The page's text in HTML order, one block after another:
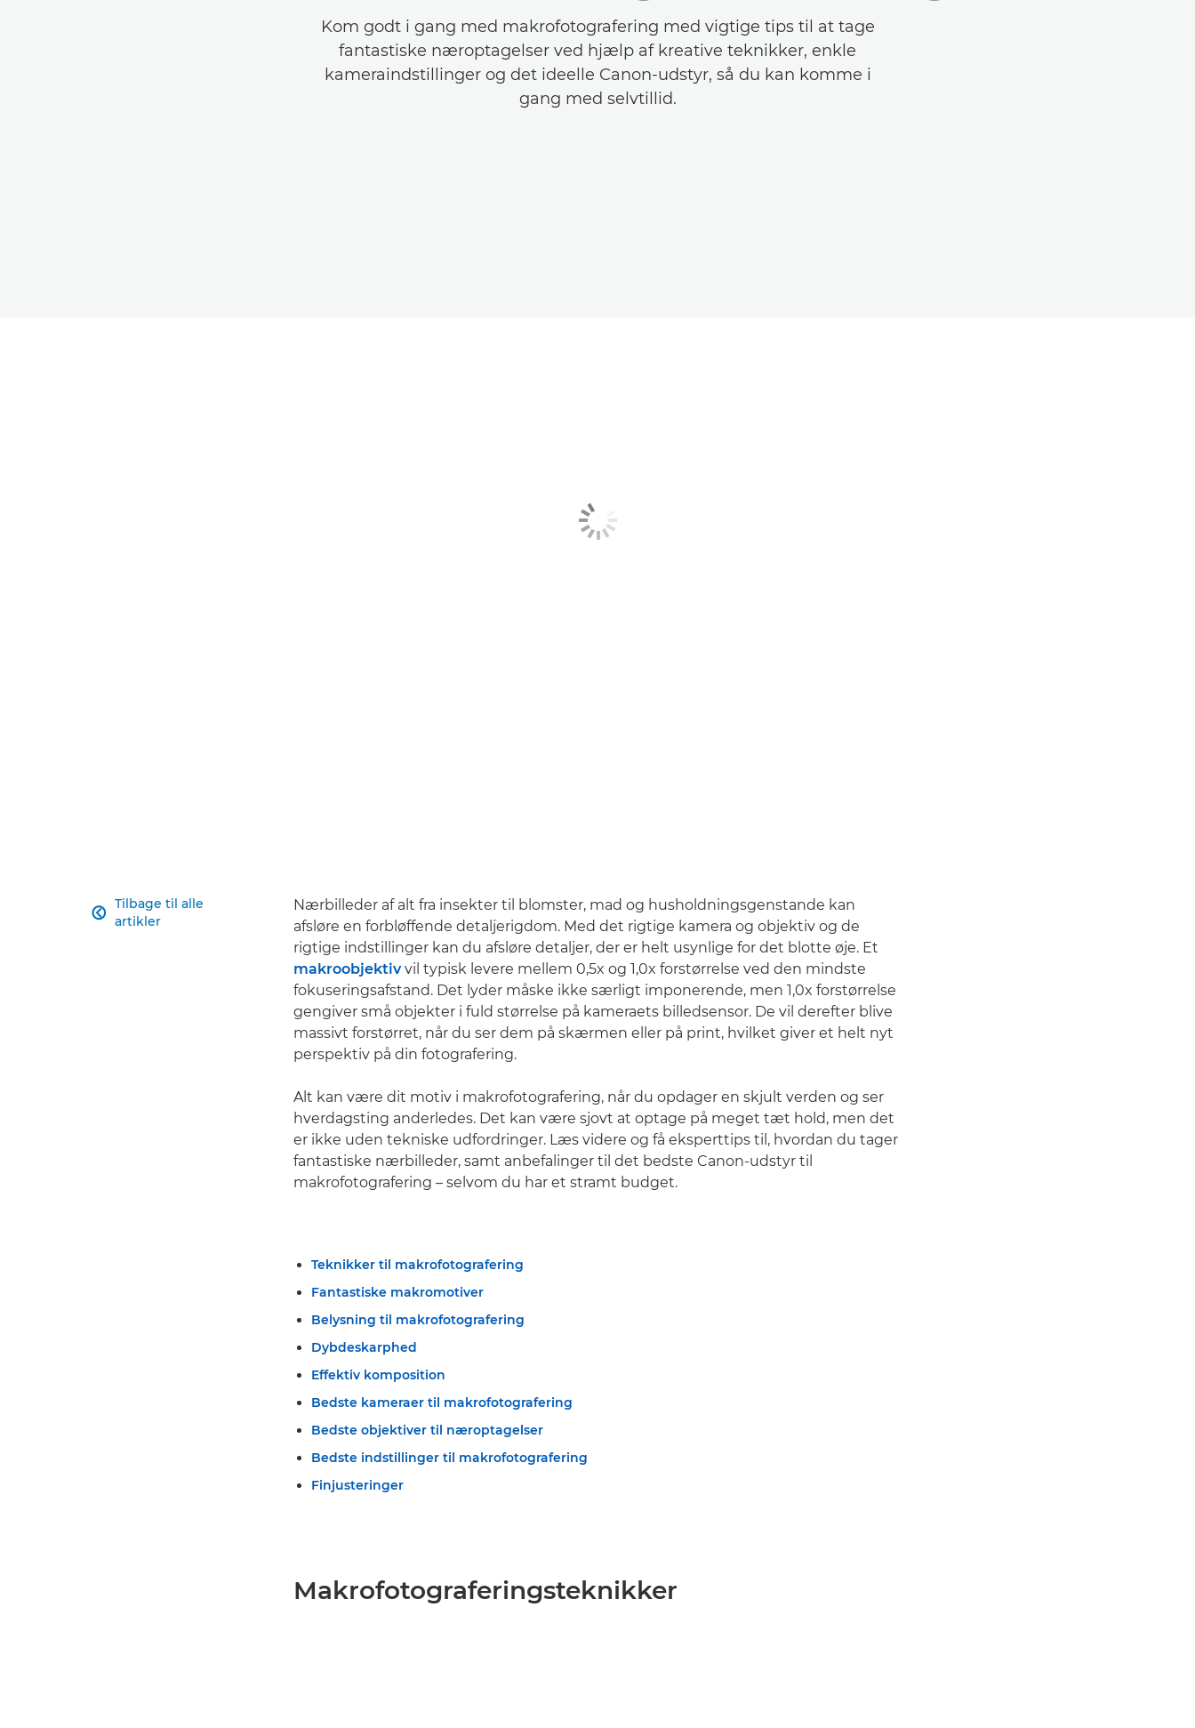
Kom godt i gang med makrofotografering med vigtige tips til at tage
fantastiske næroptagelser ved hjælp af kreative teknikker, enkle
kameraindstillinger og det ideelle Canon-udstyr, så du kan komme i
gang med selvtillid.
Tilbage til alle
artikler

Nærbilleder af alt fra insekter til blomster, mad og husholdningsgenstande kan
afsløre en forbløffende detaljerigdom. Med det rigtige kamera og objektiv og de
rigtige indstillinger kan du afsløre detaljer, der er helt usynlige for det blotte øje. Et
makroobjektivvil typisk levere mellem 0,5x og 1,0x forstørrelse ved den mindste
fokuseringsafstand. Det lyder måske ikke særligt imponerende, men 1,0x forstørrelse
gengiver små objekter i fuld størrelse på kameraets billedsensor. De vil derefter blive
massivt forstørret, når du ser dem på skærmen eller på print, hvilket giver et helt nyt
perspektiv på din fotografering.
Alt kan være dit motiv i makrofotografering, når du opdager en skjult verden og ser
hverdagsting anderledes. Det kan være sjovt at optage på meget tæt hold, men det
er ikke uden tekniske udfordringer. Læs videre og få eksperttips til, hvordan du tager
fantastiske nærbilleder, samt anbefalinger til det bedste Canon-udstyr til
makrofotografering – selvom du har et stramt budget.
Teknikker til makrofotografering
Fantastiske makromotiver
Belysning til makrofotografering
Dybdeskarphed
Effektiv komposition
Bedste kameraer til makrofotografering
Bedste objektiver til næroptagelser
Bedste indstillinger til makrofotografering
Finjusteringer
Makrofotograferingsteknikker